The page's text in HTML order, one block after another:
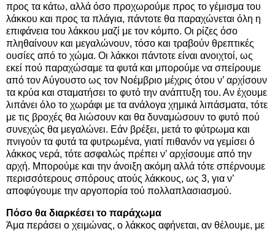
προς τα κάτω, αλλά όσο προχωρούμε προς το γέμισμα του
λάκκου και προς τα πλάγια, πάντοτε θα παραχώνεται όλη η
επιφάνεια του λάκκου μαζί με τον κόμπο. Οι ρίζες όσο
πληθαίνουν και μεγαλώνουν, τόσο και τραβούν θρεπτικές
ουσίες από το χώμα. Οι λάκκοι πάντοτε είναι ανοιχτοί, ως
εκεί πού παραχώσαμε τα φυτά και μπορούμε να σπείρουμε
από τον Αύγουστο ως τον Νοέμβριο μέχρις ότου ν’ αρχίσουν
τα κρύα και σταματήσει το φυτό την ανάπτυξη του. Αν έχουμε
λιπάνει όλο το χωράφι με τα ανάλογα χημικά λιπάσματα, τότε
με τις βροχές θα λιώσουν και θα δυναμώσουν το φυτό πού
συνεχώς θα μεγαλώνει. Εάν βρέξει, μετά το φύτρωμα και
πνιγούν τα φυτά τα φυτρωμένα, γιατί πιθανόν να γεμίσει ό
λάκκος νερά, τότε ασφαλώς πρέπει ν’ αρχίσουμε από την
αρχή. Μπορούμε και την άνοιξη ακόμη αλλά τότε σπέρνουμε
περισσότερους σπόρους ατούς λάκκους, ως 3, για ν’
αποφύγουμε την αργοπορία τού πολλαπλασιασμού.
Πόσο θα διαρκέσει το παράχωμα
Άμα περάσει ο χειμώνας, ο λάκκος αφήνεται, αν θέλουμε, με